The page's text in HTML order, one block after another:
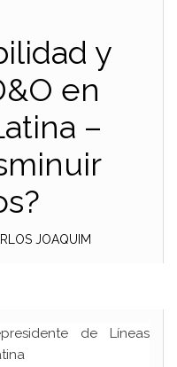
y
en
–
JOAQUIM
de Líneas